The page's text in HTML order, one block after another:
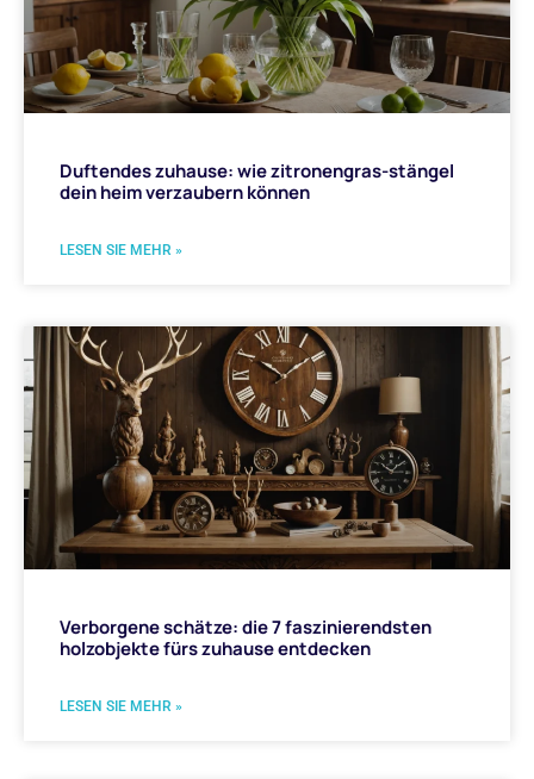
Duftendes zuhause: wie zitronengras-stängel
dein heim verzaubern können
LESEN SIE MEHR »
Verborgene schätze: die 7 faszinierendsten
holzobjekte fürs zuhause entdecken
LESEN SIE MEHR »